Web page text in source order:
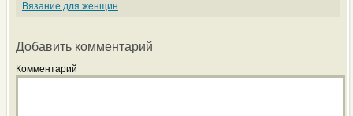
Вязание для женщин
Добавить комментарий
Комментарий